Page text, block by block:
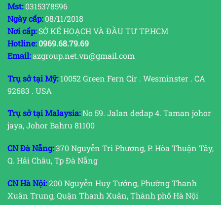
Mst:0315378596
Ngày cấp:08/11/2018
Nơi cấp:SỞ KẾ HOẠCH VÀ ĐẦU TƯ TP.HCM
Hotline: 0969.68.79.69
Email:azgroup.net.vn@gmail.com
Trụ sở tại Mỹ:10052 Green Fern Cir . Wesminster . CA
92683 . USA
Trụ sở tại Malaysia:No 59. Jalan dedap 4. Taman johor
jaya, Johor Bahru 81100
CN Đà Nẵng:370 Nguyễn Tri Phương, P. Hòa Thuận Tây,
Q. Hải Châu, Tp Đà Nẵng
CN Hà Nội:200 Nguyễn Huy Tưởng, Phường Thanh
Xuân Trung, Quận Thanh Xuân, Thành phố Hà Nội